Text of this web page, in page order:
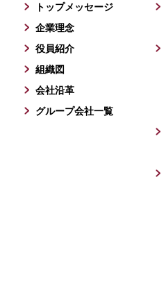
トップメッセージ
企業理念
役員紹介
組織図
会社沿革
グループ会社一覧